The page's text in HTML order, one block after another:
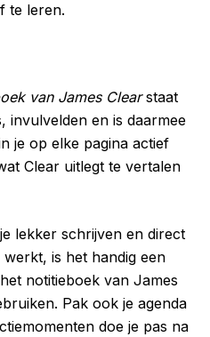
te leren.
van James Clearstaat
invulvelden en is daarmee
je op elke pagina actief
Clear uitlegt te vertalen
lekker schrijven en direct
werkt, is het handig een
notitieboek van James
Pak ook je agenda
doe je pas na